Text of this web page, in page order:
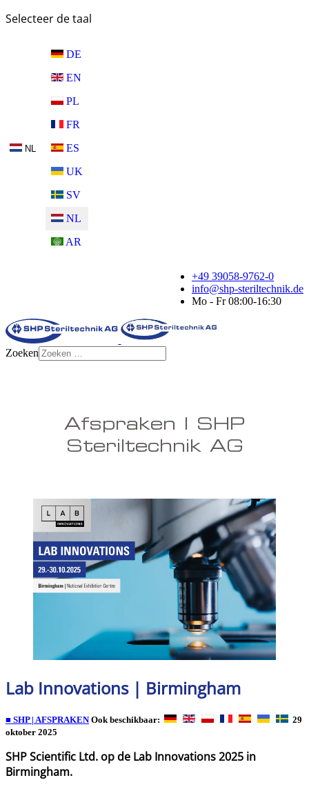
Selecteer de taal
NL
DE
EN
PL
FR
ES
UK
SV
NL
AR
+49 39058-9762-0
info@shp-steriltechnik.de
Mo - Fr 08:00-16:30
Zoeken
Afspraken | SHP
Steriltechnik AG
Lab Innovations | Birmingham
■ SHP | AFSPRAKEN Ook beschikbaar:
29
oktober 2025
SHP Scientific Ltd. op de Lab Innovations 2025 in
Birmingham.